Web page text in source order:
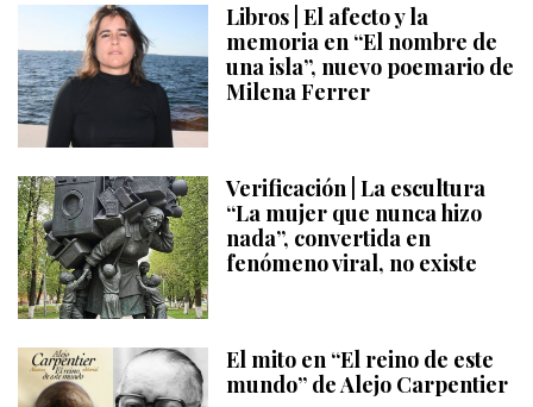
Libros | El afecto y la
memoria en “El nombre de
una isla”, nuevo poemario de
Milena Ferrer
Verificación | La escultura
“La mujer que nunca hizo
nada”, convertida en
fenómeno viral, no existe
El mito en “El reino de este
mundo” de Alejo Carpentier